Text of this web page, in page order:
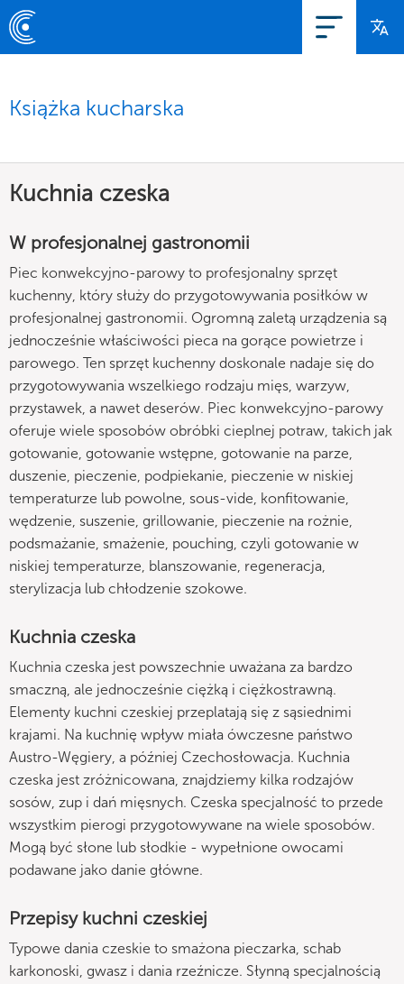
Książka kucharska
Kuchnia czeska
W profesjonalnej gastronomii
Piec konwekcyjno-parowy to profesjonalny sprzęt
kuchenny, który służy do przygotowywania posiłków w
profesjonalnej gastronomii. Ogromną zaletą urządzenia są
jednocześnie właściwości pieca na gorące powietrze i
parowego. Ten sprzęt kuchenny doskonale nadaje się do
przygotowywania wszelkiego rodzaju mięs, warzyw,
przystawek, a nawet deserów. Piec konwekcyjno-parowy
oferuje wiele sposobów obróbki cieplnej potraw, takich jak
gotowanie, gotowanie wstępne, gotowanie na parze,
duszenie, pieczenie, podpiekanie, pieczenie w niskiej
temperaturze lub powolne, sous-vide, konfitowanie,
wędzenie, suszenie, grillowanie, pieczenie na rożnie,
podsmażanie, smażenie, pouching, czyli gotowanie w
niskiej temperaturze, blanszowanie, regeneracja,
sterylizacja lub chłodzenie szokowe.
Kuchnia czeska
Kuchnia czeska jest powszechnie uważana za bardzo
smaczną, ale jednocześnie ciężką i ciężkostrawną.
Elementy kuchni czeskiej przeplatają się z sąsiednimi
krajami. Na kuchnię wpływ miała ówczesne państwo
Austro-Węgiery, a później Czechosłowacja. Kuchnia
czeska jest zróżnicowana, znajdziemy kilka rodzajów
sosów, zup i dań mięsnych. Czeska specjalność to przede
wszystkim pierogi przygotowywane na wiele sposobów.
Mogą być słone lub słodkie - wypełnione owocami
podawane jako danie główne.
Przepisy kuchni czeskiej
Typowe dania czeskie to smażona pieczarka, schab
karkonoski, gwasz i dania rzeźnicze. Słynną specjalnością